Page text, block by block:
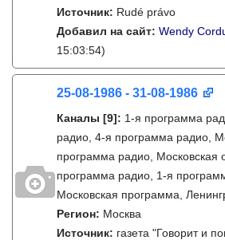
Источник: Rudé právo
Добавил на сайт: Wendy
15:03:54)
25-08-1986 - 31-08-1986
Каналы [9]: 1-я программа
радио, 4-я программа радио,
программа радио, Московская
программа радио, 1-я
Московская программа,
Регион: Москва
Источник: газета "Говорит и